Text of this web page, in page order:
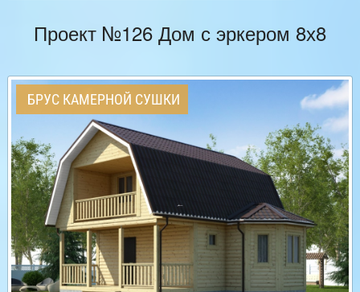
Проект №126 Дом с эркером 8х8
БРУС КАМЕРНОЙ СУШКИ